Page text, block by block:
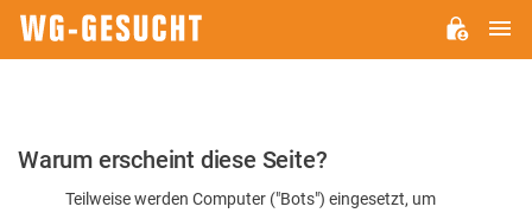
Bitte
Warum erscheint diese Seite?
Teilweise werden Computer ("Bots") eingesetzt, um